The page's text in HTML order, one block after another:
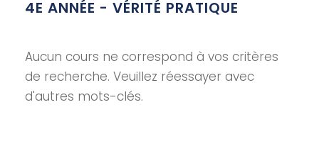
4E ANNÉE - VÉRITÉ PRATIQUE
Aucun cours ne correspond à vos critères
de recherche. Veuillez réessayer avec
d'autres mots-clés.